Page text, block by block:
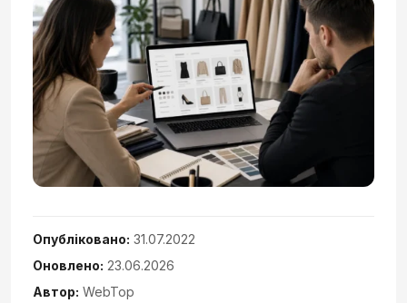
Опубліковано: 31.07.2022
Оновлено: 23.06.2026
Автор: WebTop